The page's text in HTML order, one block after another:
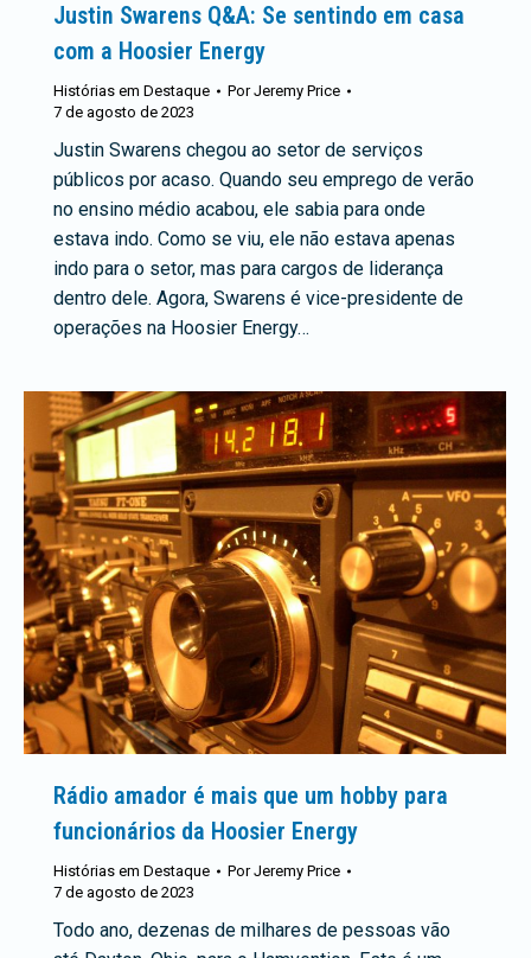
Justin Swarens Q&A: Se sentindo em casa
com a Hoosier Energy
Histórias em Destaque PorJeremy Price
7 de agosto de 2023
Justin Swarens chegou ao setor de serviços
públicos por acaso. Quando seu emprego de verão
no ensino médio acabou, ele sabia para onde
estava indo. Como se viu, ele não estava apenas
indo para o setor, mas para cargos de liderança
dentro dele. Agora, Swarens é vice-presidente de
operações na Hoosier Energy…
Rádio amador é mais que um hobby para
funcionários da Hoosier Energy
Histórias em Destaque PorJeremy Price
7 de agosto de 2023
Todo ano, dezenas de milhares de pessoas vão